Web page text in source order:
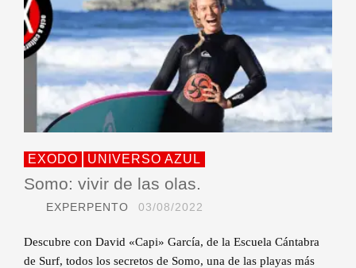
EXODO UNIVERSO AZUL
Somo: vivir de las olas.
EXPERPENTO 03/08/2022
Descubre con David «Capi» García, de la Escuela Cántabra
de Surf, todos los secretos de Somo, una de las playas más